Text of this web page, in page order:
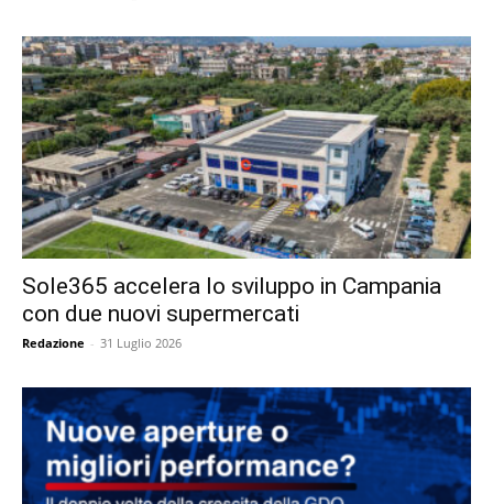
Sole365 accelera lo sviluppo in Campania
con due nuovi supermercati
Redazione - 31 Luglio 2026